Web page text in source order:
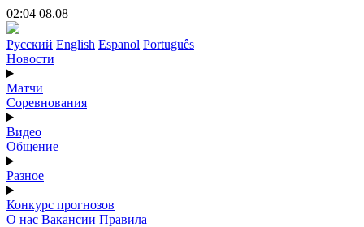
02:04 08.08
Русский English Espanol Português
Новости
Матчи
Соревнования
Видео
Общение
Разное
Конкурс прогнозов
О нас Вакансии Правила